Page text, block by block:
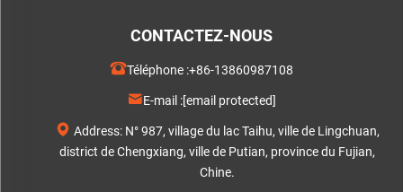
CONTACTEZ-NOUS
Téléphone :+86-13860987108
E-mail :[email protected]
Address: N° 987, village du lac Taihu, ville de Lingchuan,
district de Chengxiang, ville de Putian, province du Fujian,
Chine.